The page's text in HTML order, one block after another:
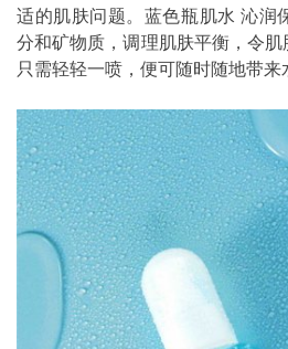
适的肌肤问题。蓝色瓶肌水 沁润
分和矿物质，调理肌肤平衡，令
只需轻轻一喷，便可随时随地带来